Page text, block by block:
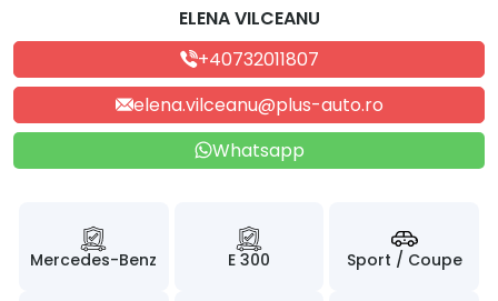
ELENA VILCEANU
+40732011807
elena.vilceanu@plus-auto.ro
Whatsapp
Mercedes-Benz E 300 Sport / Coupe